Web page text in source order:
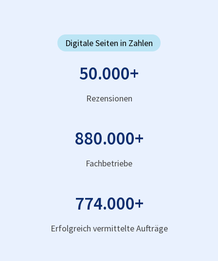
Digitale Seiten in Zahlen
50.000+
Rezensionen
880.000+
Fachbetriebe
774.000+
Erfolgreich vermittelte Aufträge